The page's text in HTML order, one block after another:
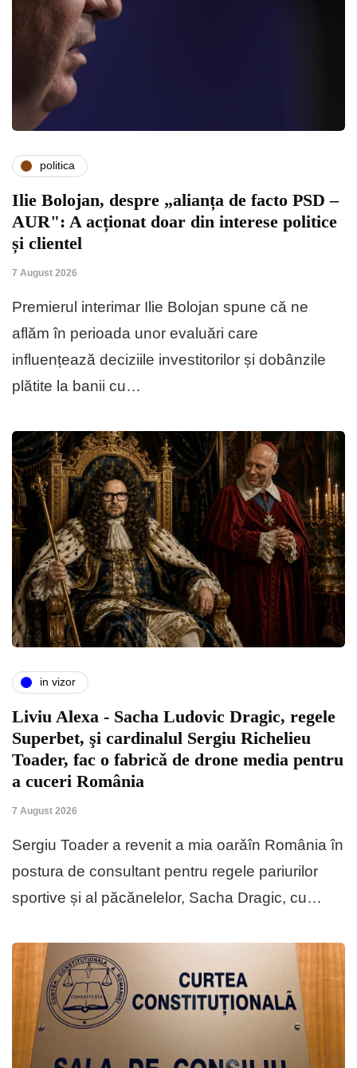
politica
Ilie Bolojan, despre „alianța de facto PSD –
AUR": A acționat doar din interese politice
și clientel
7 August 2026
Premierul interimar Ilie Bolojan spune că ne
aflăm în perioada unor evaluări care
influențează deciziile investitorilor și dobânzile
plătite la banii cu…
in vizor
Liviu Alexa - Sacha Ludovic Dragic, regele
Superbet, şi cardinalul Sergiu Richelieu
Toader, fac o fabricǎ de drone media pentru
a cuceri România
7 August 2026
Sergiu Toader a revenit a mia oarǎîn România în
postura de consultant pentru regele pariurilor
sportive și al păcănelelor, Sacha Dragic, cu…